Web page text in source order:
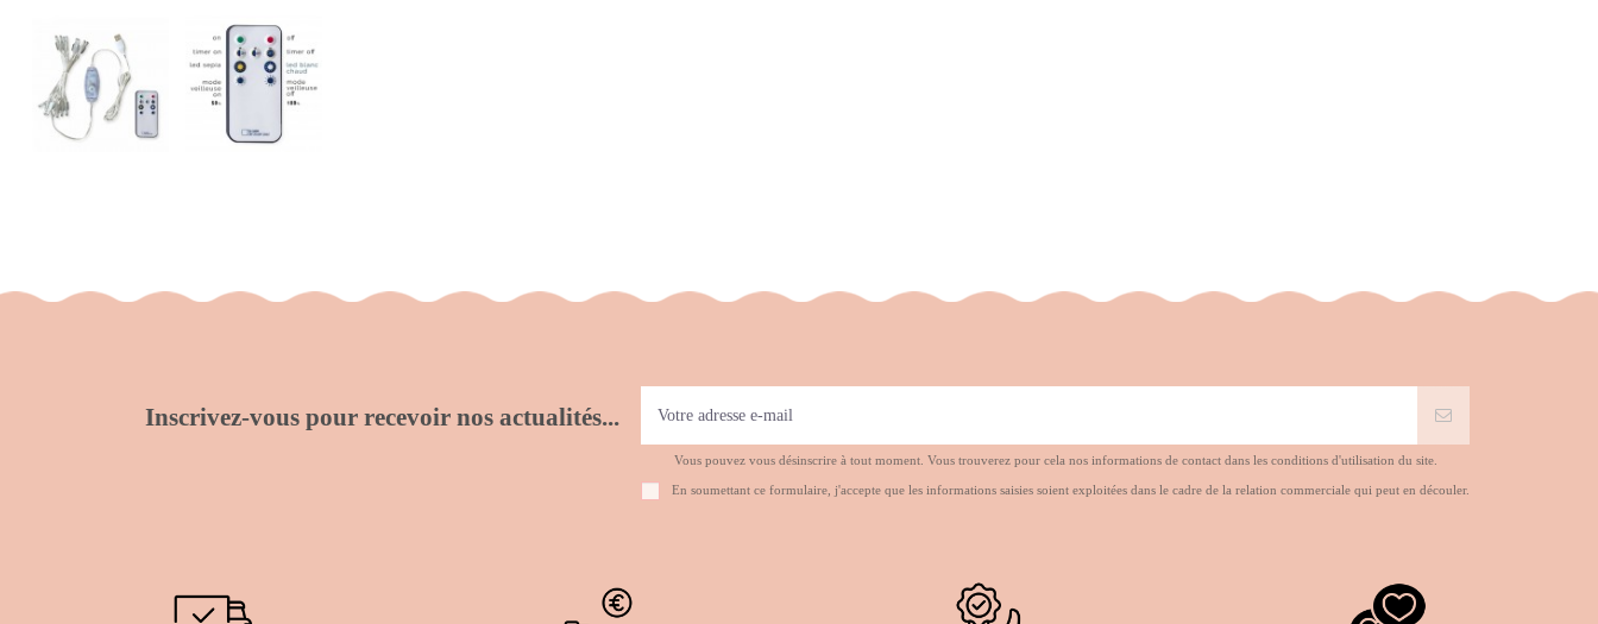
Inscrivez-vous pour recevoir nos actualités...
Vous pouvez vous désinscrire à tout moment. Vous trouverez pour cela nos informations de contact dans les conditions d'utilisation du site.
En soumettant ce formulaire, j'accepte que les informations saisies soient exploitées dans le cadre de la relation commerciale qui peut en découler.